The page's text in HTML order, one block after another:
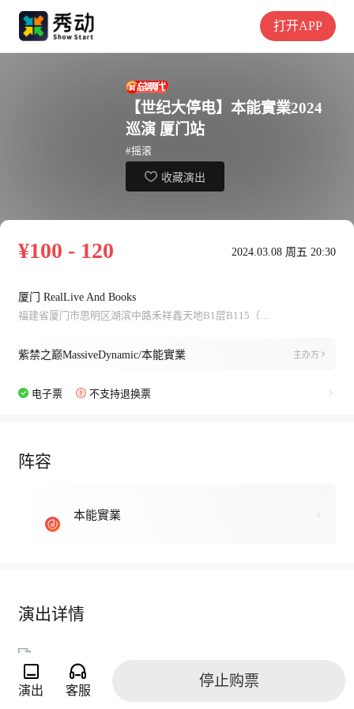
打开APP
【世纪大停电】本能實業2024
巡演 厦门站
#摇滚
收藏演出
¥100 - 120 2024.03.08 周五 20:30
厦门 RealLive And Books
福建省厦门市思明区湖滨中路禾祥鑫天地B1层B115（后埭溪路出口方向）
紫禁之巅MassiveDynamic/本能實業 主办方
电子票 不支持退换票
阵容
本能實業
演出详情
演出 客服
停止购票